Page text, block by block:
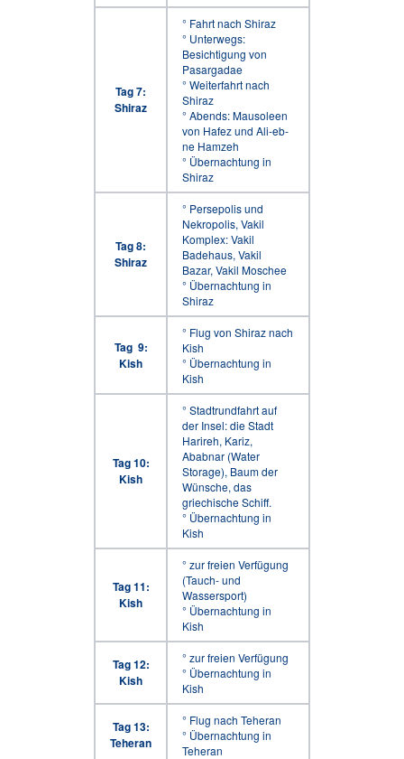
Tag 7:
Shiraz
° Fahrt nach Shiraz
° Unterwegs:
Besichtigung von
Pasargadae
° Weiterfahrt nach
Shiraz
° Abends: Mausoleen
von Hafez und Ali-eb-
ne Hamzeh
° Übernachtung in
Shiraz
Tag 8:
Shiraz
° Persepolis und
Nekropolis, Vakil
Komplex: Vakil
Badehaus, Vakil
Bazar, Vakil Moschee
° Übernachtung in
Shiraz
Tag 9:
Kish
° Flug von Shiraz nach
Kish
° Übernachtung in
Kish
Tag 10:
Kish
° Stadtrundfahrt auf
der Insel: die Stadt
Harireh, Kariz,
Ababnar (Water
Storage), Baum der
Wünsche, das
griechische Schiff.
° Übernachtung in
Kish
Tag 11:
Kish
° zur freien Verfügung
(Tauch- und
Wassersport)
° Übernachtung in
Kish
Tag 12:
Kish
° zur freien Verfügung
° Übernachtung in
Kish
Tag 13:
Teheran
° Flug nach Teheran
° Übernachtung in
Teheran